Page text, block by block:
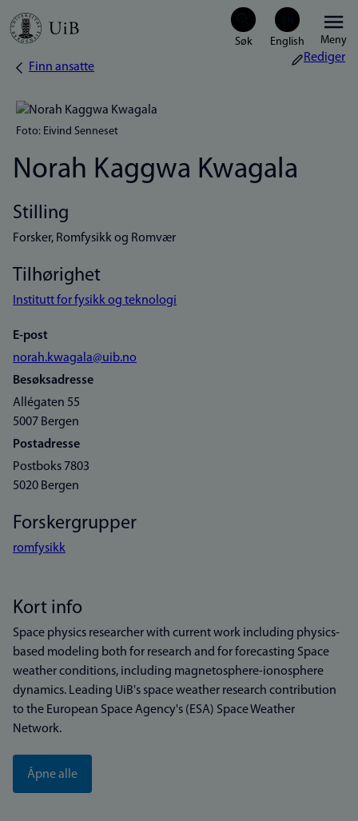
Hopp
Meny
Navigasjonssti
Finn ansatte
Rediger
Foto: Eivind Senneset
Norah Kaggwa Kwagala
Stilling
Forsker, Romfysikk og Romvær
Tilhørighet
Institutt for fysikk og teknologi
E-post
norah.kwagala@uib.no
Besøksadresse
Allégaten 55
5007 Bergen
Postadresse
Postboks 7803
5020 Bergen
Forskergrupper
romfysikk
Kort info
Space physics researcher with current work including physics-
based modeling both for research and for forecasting Space
weather conditions, including magnetosphere-ionosphere
dynamics. Leading UiB's space weather research contribution
to the European Space Agency's (ESA) Space Weather
Network.
Åpne alle